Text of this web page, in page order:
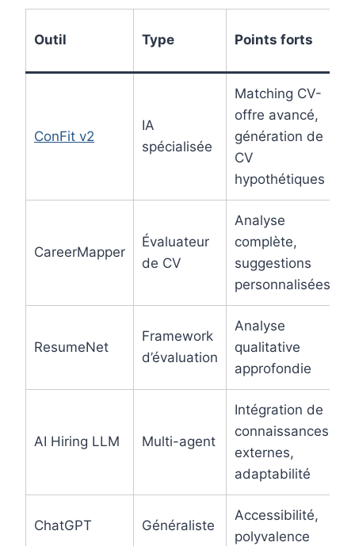
Outil Type Points forts
ConFit v2
IA
spécialisée
Matching CV-
offre avancé,
génération de
CV
hypothétiques
CareerMapper
Évaluateur
de CV
Analyse
complète,
suggestions
personnalisées
ResumeNet
Framework
d’évaluation
Analyse
qualitative
approfondie
AI Hiring LLM Multi-agent
Intégration de
connaissances
externes,
adaptabilité
ChatGPT Généraliste
Accessibilité,
polyvalence